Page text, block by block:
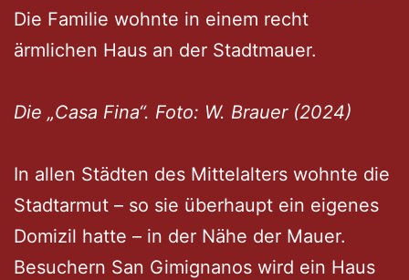
Die Familie wohnte in einem recht
ärmlichen Haus an der Stadtmauer.
Die „Casa Fina“. Foto: W. Brauer (2024)
In allen Städten des Mittelalters wohnte die
Stadtarmut – so sie überhaupt ein eigenes
Domizil hatte – in der Nähe der Mauer.
Besuchern San Gimignanos wird ein Haus